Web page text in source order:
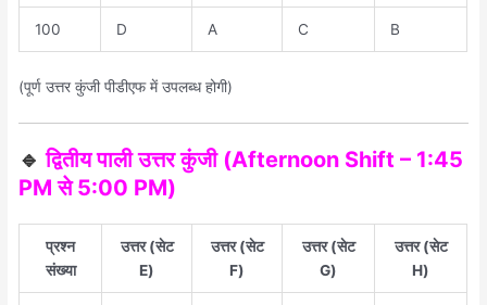
100 D A C B
(पूर्ण उत्तर कुंजी पीडीएफ में उपलब्ध होगी)
🔹द्वितीय पाली उत्तर कुंजी (Afternoon Shift – 1:45
PM से 5:00 PM)
प्रश्न
संख्या
उत्तर (सेट
E)
उत्तर (सेट
F)
उत्तर (सेट
G)
उत्तर (सेट
H)